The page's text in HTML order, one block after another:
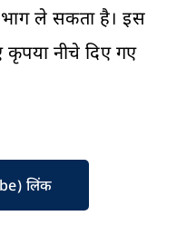
ले सकता है। इस
कृपया नीचे दिए गए
लिंक